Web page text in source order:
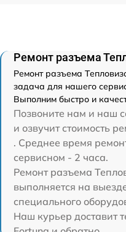
Ремонт разъема
Ремонт разъема
задача для нашего
Выполним быстро и
Позвоните нам и наш
и озвучит стоимость
. Среднее время
сервисном - 2 часа.
Ремонт разъема
выполняется на
специального
Наш курьер доставит